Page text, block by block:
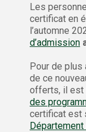
Les
certificat en
l’automne
d’admission
Pour de plus
de ce
offerts, il est
des
certificat est